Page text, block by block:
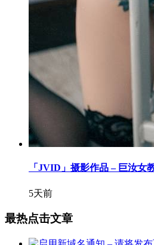
「JVID」摄影作品 – 巨汝女
5天前
最热点击文章